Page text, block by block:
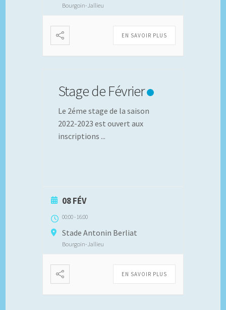
Bourgoin-Jallieu
EN SAVOIR PLUS
Stage de Février
Le 2éme stage de la saison
2022-2023 est ouvert aux
inscriptions ...
08 FÉV
00:00-16:00
Stade Antonin Berliat
Bourgoin-Jallieu
EN SAVOIR PLUS